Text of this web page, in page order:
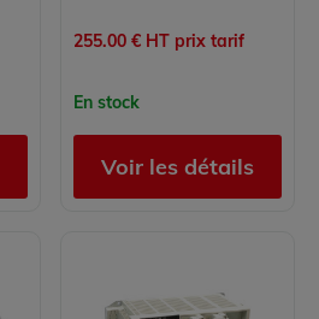
255.00 € HT prix tarif
En stock
Voir les détails